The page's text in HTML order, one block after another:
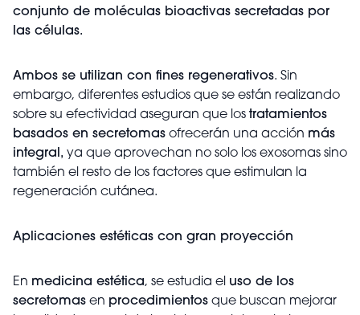
conjunto de moléculas bioactivas secretadas por
las células.
Ambos se utilizan con fines regenerativos. Sin
embargo, diferentes estudios que se están realizando
sobre su efectividad aseguran que los tratamientos
basados en secretomas ofrecerán una acción más
integral, ya que aprovechan no solo los exosomas sino
también el resto de los factores que estimulan la
regeneración cutánea.
Aplicaciones estéticas con gran proyección
En medicina estética, se estudia el uso de los
secretomas en procedimientos que buscan mejorar